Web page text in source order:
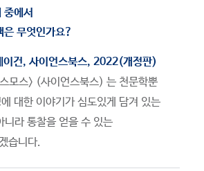
에서
은 무엇인가요?
이건, 사이언스북스, 2022(개정판)
모스> (사이언스북스) 는 천문학뿐
대한 이야기가 심도있게 담겨 있는
니라 통찰을 얻을 수 있는
습니다.